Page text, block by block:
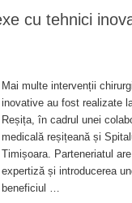
Podul de Piatră din
flori de vară și râsete de
– avarie – 04.08.2026 –
– 04.08.2026 –
cu tehnici
Mai multe intervenții
inovative au fost realizate
Reșița, în cadrul unei
medicală reșițeană și
Timișoara. Parteneriatul
expertiză și introducerea
beneficiul …